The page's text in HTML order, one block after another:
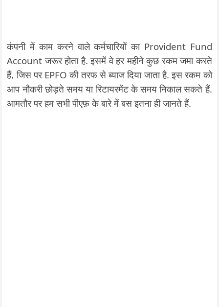
कंपनी में काम करने वाले कर्मचारियों का Provident Fund
Account जरूर होता है. इसमें वे हर महीने कुछ रकम जमा करते
हैं, जिस पर EPFO की तरफ से ब्याज दिया जाता है. इस रकम को
आप नौकरी छोड़ते समय या रिटायरमेंट के समय निकाल सकते हैं.
आमतौर पर हम सभी पीएफ़ के बारे में बस इतना ही जानते हैं.